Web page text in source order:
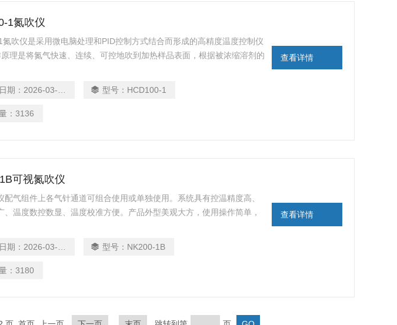
1氮吹仪
氮吹仪是采用微电脑处理和PID控制方式结合而形成的高精度温度控制仪
理是将氮气快速、连续、可控地吹到加热样品表面，根据被浓缩溶剂的
期： 2026-03-17 型号： HCD100-1
：3136
查看详情
可视氮吹仪
配气组件上各气针通道可组合使用或单独使用。系统具有控温精度高、
、温度数控数显、温度校准方便。产品外型美观大方，使用操作简单，
期： 2026-03-17 型号： NK200-1B
：3180
查看详情